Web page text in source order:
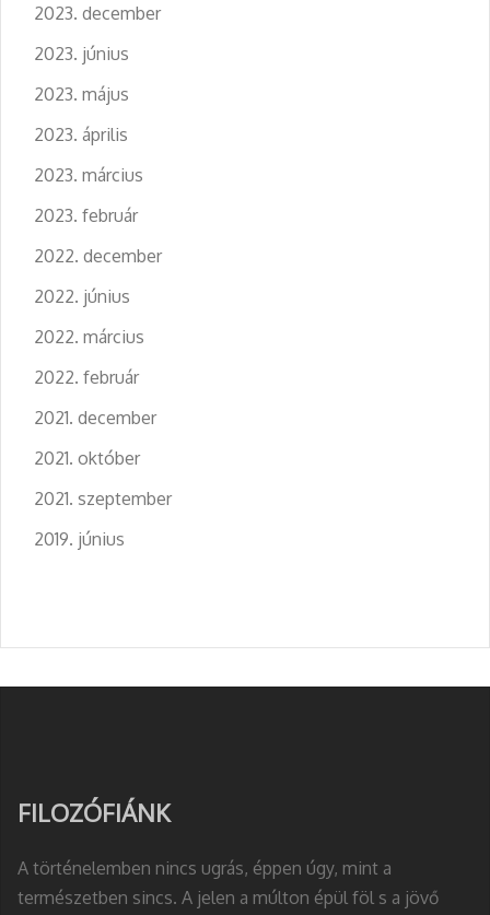
2023. december
2023. június
2023. május
2023. április
2023. március
2023. február
2022. december
2022. június
2022. március
2022. február
2021. december
2021. október
2021. szeptember
2019. június
FILOZÓFIÁNK
A történelemben nincs ugrás, éppen úgy, mint a
természetben sincs. A jelen a múlton épül föl s a jövő